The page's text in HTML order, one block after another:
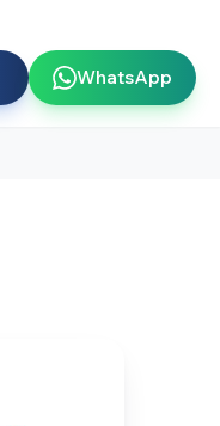
WhatsApp